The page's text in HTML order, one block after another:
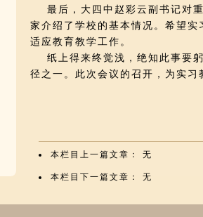
最后，大四中赵彩云副书记对重
家介绍了学校的基本情况。希望
适应教育教学工作。
纸上得来终觉浅，绝知此事要躬
径之一。此次会议的召开，为实习
本栏目上一篇文章： 无
本栏目下一篇文章： 无